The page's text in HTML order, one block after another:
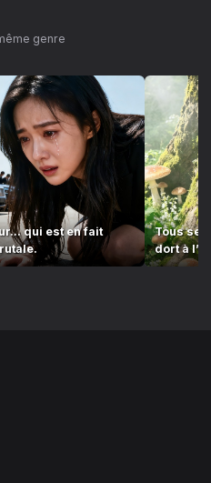
genre
qui est en fait
Tous se
dort à